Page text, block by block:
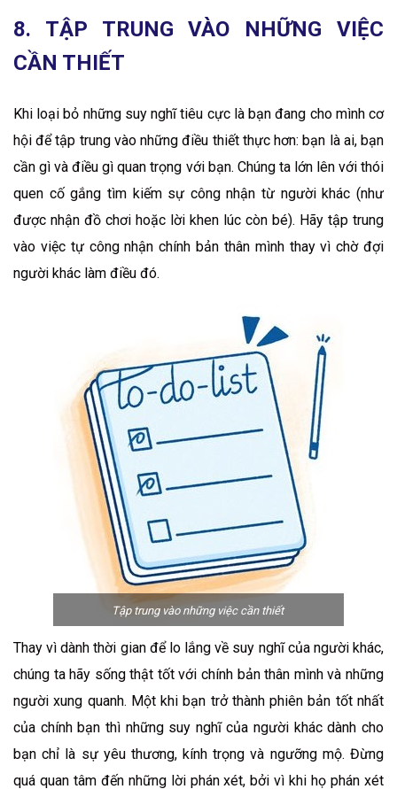
8. TẬP TRUNG VÀO NHỮNG VIỆC
CẦN THIẾT
Khi loại bỏ những suy nghĩ tiêu cực là bạn đang cho mình cơ
hội để tập trung vào những điều thiết thực hơn: bạn là ai, bạn
cần gì và điều gì quan trọng với bạn. Chúng ta lớn lên với thói
quen cố gắng tìm kiếm sự công nhận từ người khác (như
được nhận đồ chơi hoặc lời khen lúc còn bé). Hãy tập trung
vào việc tự công nhận chính bản thân mình thay vì chờ đợi
người khác làm điều đó.
Tập trung vào những việc cần thiết
Thay vì dành thời gian để lo lắng về suy nghĩ của người khác,
chúng ta hãy sống thật tốt với chính bản thân mình và những
người xung quanh. Một khi bạn trở thành phiên bản tốt nhất
của chính bạn thì những suy nghĩ của người khác dành cho
bạn chỉ là sự yêu thương, kính trọng và ngưỡng mộ. Đừng
quá quan tâm đến những lời phán xét, bởi vì khi họ phán xét